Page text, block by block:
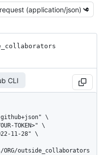
collaborators
CLI
ORG/outside_collaborators